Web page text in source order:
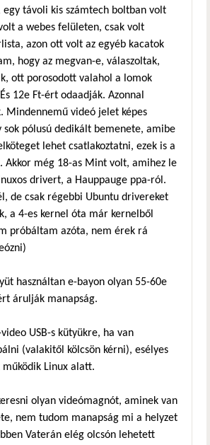
egy távoli kis számtech boltban volt
a webes felületen, csak volt
azon ott volt az egyéb kacatok
hogy az megvan-e, válaszoltak,
ott porosodott valahol a lomok
12e Ft-ért odaadják. Azonnal
Mindennemű videó jelet képes
sok pólusú dedikált bemenete, amibe
lehet csatlakoztatni, ezek is a
Akkor még 18-as Mint volt, amihez le
drivert, a Hauppauge ppa-ról.
de csak régebbi Ubuntu drivereket
a 4-es kernel óta már kernelből
próbáltam azóta, nem érek rá
használtan e-bayon olyan 55-60e
árulják manapság.
USB-s kütyükre, ha van
(valakitől kölcsön kérni), esélyes
Linux alatt.
olyan videómagnót, aminek van
nem tudom manapság mi a helyzet
Vaterán elég olcsón lehetett